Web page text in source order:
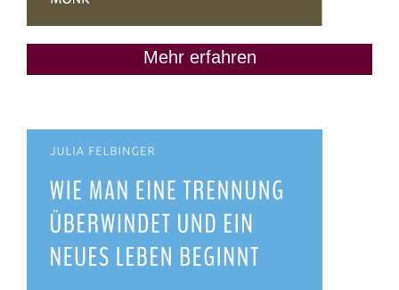
Mehr erfahren